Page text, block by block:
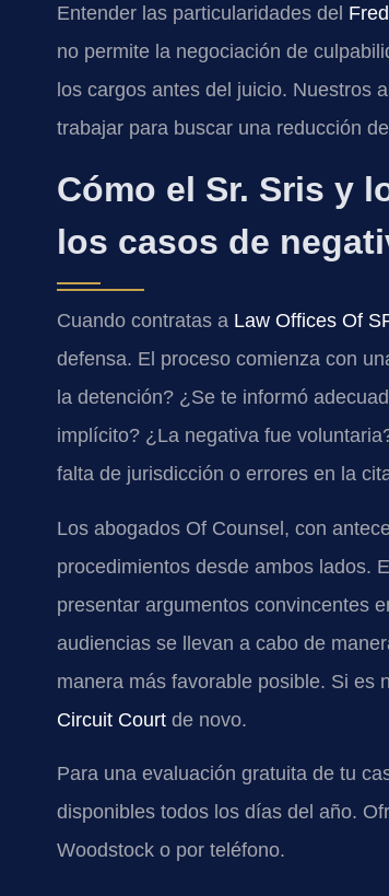
Entender las particularidades del
no permite la negociación de
los cargos antes del juicio. Nuestros
trabajar para buscar una reducción
Cómo el Sr. Sris y
los casos de
Cuando contratas a Law Offices Of
defensa. El proceso comienza con
la detención? ¿Se te informó
implícito? ¿La negativa fue
falta de jurisdicción o errores en la
Los abogados Of Counsel, con
procedimientos desde ambos lados.
presentar argumentos convincentes
audiencias se llevan a cabo de
manera más favorable posible. Si es
Circuit Court de novo.
Para una evaluación gratuita de tu
disponibles todos los días del año.
Woodstock o por teléfono.